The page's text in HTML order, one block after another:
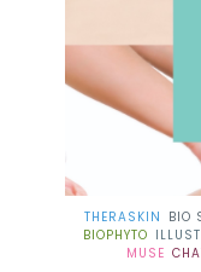
THERASKIN BIO
BIOPHYTO
MUSE